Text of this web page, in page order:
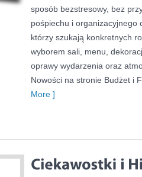
sposób bezstresowy, bez
pośpiechu i organizacyjnego
którzy szukają konkretnych
wyborem sali, menu,
oprawy wydarzenia oraz
Nowości na stronie Budżet i
More ]